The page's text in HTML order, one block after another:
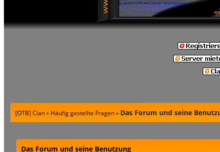
[OTB] Clan» Häufig gestellte Fragen» Das Forum und seine
Das Forum und seine Benutzung